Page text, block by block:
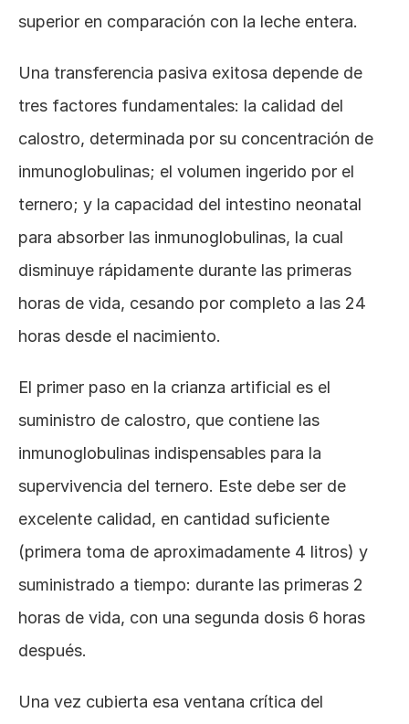
superior en comparación con la leche entera.
Una transferencia pasiva exitosa depende de
tres factores fundamentales: la calidad del
calostro, determinada por su concentración de
inmunoglobulinas; el volumen ingerido por el
ternero; y la capacidad del intestino neonatal
para absorber las inmunoglobulinas, la cual
disminuye rápidamente durante las primeras
horas de vida, cesando por completo a las 24
horas desde el nacimiento.
El primer paso en la crianza artificial es el
suministro de calostro, que contiene las
inmunoglobulinas indispensables para la
supervivencia del ternero. Este debe ser de
excelente calidad, en cantidad suficiente
(primera toma de aproximadamente 4 litros) y
suministrado a tiempo: durante las primeras 2
horas de vida, con una segunda dosis 6 horas
después.
Una vez cubierta esa ventana crítica del